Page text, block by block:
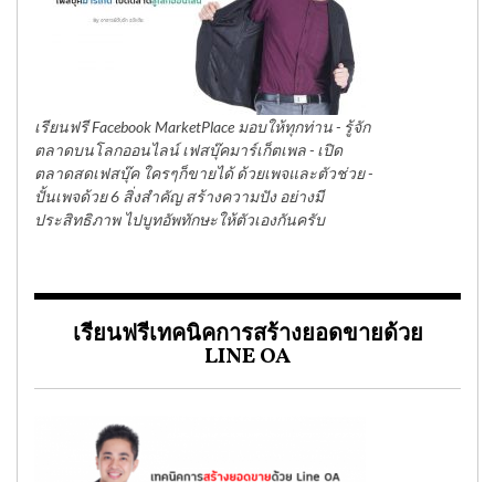
เรียนฟรี Facebook MarketPlace มอบให้ทุกท่าน - รู้จัก
ตลาดบนโลกออนไลน์ เฟสบุ๊คมาร์เก็ตเพล - เปิด
ตลาดสดเฟสบุ๊ค ใครๆก็ขายได้ ด้วยเพจและตัวช่วย -
ปั้นเพจด้วย 6 สิ่งสำคัญ สร้างความปัง อย่างมี
ประสิทธิภาพ ไปบูทอัพทักษะให้ตัวเองกันครับ
เรียนฟรีเทคนิคการสร้างยอดขายด้วย
LINE OA